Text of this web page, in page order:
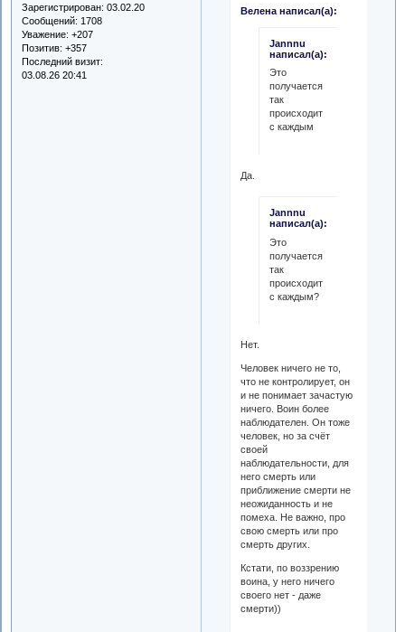
Зарегистрирован: 03.02.20
Сообщений: 1708
Уважение: +207
Позитив: +357
Последний визит:
03.08.26 20:41
Велена написал(а):
Jannnu
написал(а):
Это
получается
так
происходит
с каждым
Да.
Jannnu
написал(а):
Это
получается
так
происходит
с каждым?
Нет.
Человек ничего не то,
что не контролирует, он
и не понимает зачастую
ничего. Воин более
наблюдателен. Он тоже
человек, но за счёт
своей
наблюдательности, для
него смерть или
приближение смерти не
неожиданность и не
помеха. Не важно, про
свою смерть или про
смерть других.
Кстати, по воззрению
воина, у него ничего
своего нет - даже
смерти))